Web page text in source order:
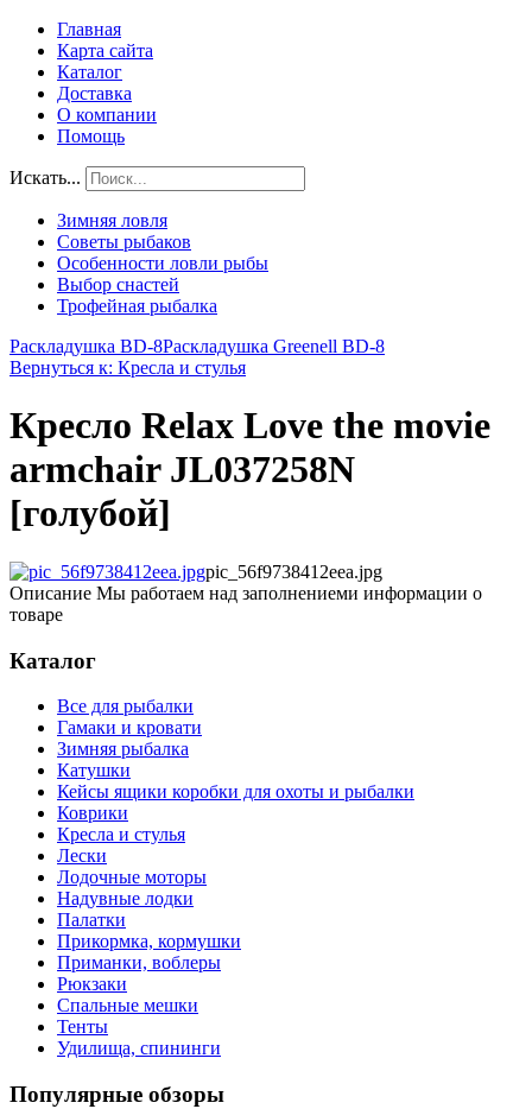
Главная
Карта сайта
Каталог
Доставка
О компании
Помощь
Искать...
Зимняя ловля
Советы рыбаков
Особенности ловли рыбы
Выбор снастей
Трофейная рыбалка
Раскладушка BD-8Раскладушка Greenell BD-8
Вернуться к: Кресла и стулья
Кресло Relax Love the movie
armchair JL037258N
[голубой]
pic_56f9738412eea.jpg
Описание Мы работаем над заполнениеми информации о
товаре
Каталог
Все для рыбалки
Гамаки и кровати
Зимняя рыбалка
Катушки
Кейсы ящики коробки для охоты и рыбалки
Коврики
Кресла и стулья
Лески
Лодочные моторы
Надувные лодки
Палатки
Прикормка, кормушки
Приманки, воблеры
Рюкзаки
Спальные мешки
Тенты
Удилища, спининги
Популярные обзоры